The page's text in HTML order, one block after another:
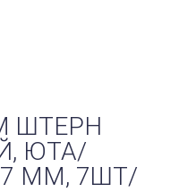
ШТЕРН
ЮТА/
ММ, 7ШТ/